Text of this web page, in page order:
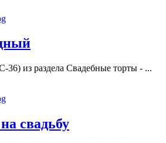
36) из раздела Свадебные торты - ...
свадьбу